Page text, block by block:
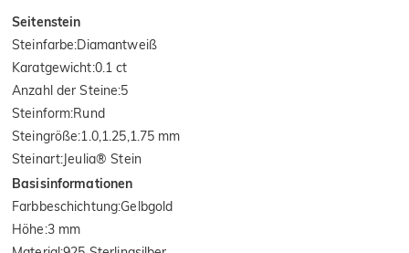
Seitenstein
Steinfarbe:Diamantweiß
Karatgewicht:0.1 ct
Anzahl der Steine:5
Steinform:Rund
Steingröße:1.0,1.25,1.75 mm
Steinart:Jeulia® Stein
Basisinformationen
Farbbeschichtung:Gelbgold
Höhe:3 mm